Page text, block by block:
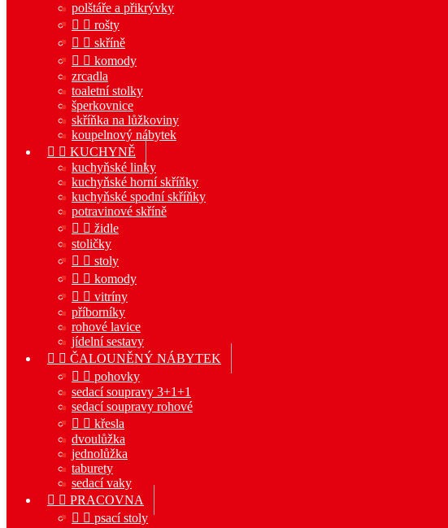
polštáře a přikrývky
  rošty
  skříně
  komody
zrcadla
toaletní stolky
šperkovnice
skříňka na lůžkoviny
koupelnový nábytek
  KUCHYNĚ
kuchyňské linky
kuchyňské horní skříňky
kuchyňské spodní skříňky
potravinové skříně
  židle
stoličky
  stoly
  komody
  vitríny
příborníky
rohové lavice
jídelní sestavy
  ČALOUNĚNÝ NÁBYTEK
  pohovky
sedací soupravy 3+1+1
sedací soupravy rohové
  křesla
dvoulůžka
jednolůžka
taburety
sedací vaky
  PRACOVNA
  psací stoly